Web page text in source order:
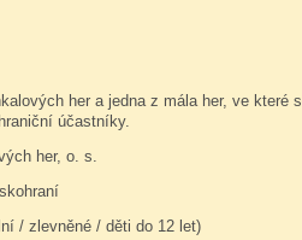
her a jedna z mála her, ve které
účastníky.
her, o. s.
/ zlevněné / děti do 12 let)